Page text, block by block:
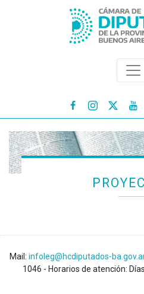
 
Mail: infoleg@hcdiputados-
1046 - Horarios de atención: